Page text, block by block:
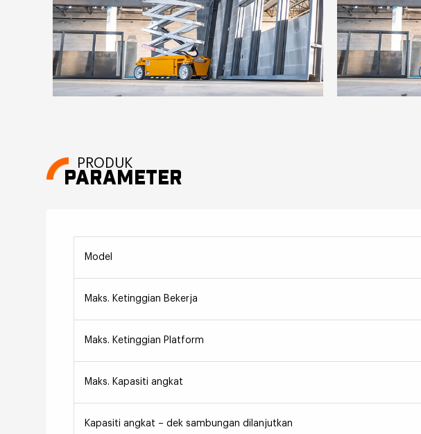
PRODUK
PARAMETER
Model
Maks. Ketinggian Bekerja
Maks. Ketinggian Platform
Maks. Kapasiti angkat
Kapasiti angkat – dek sambungan dilanjutkan